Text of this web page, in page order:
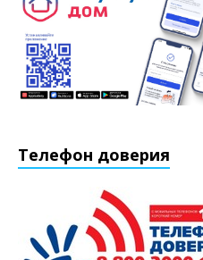
Телефон доверия